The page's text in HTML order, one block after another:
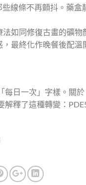
線條不再顫抖。藥
如同修復古畫的礦物
最終化作晚餐後配溫
每日一次」字樣。關
釋了這種轉變：